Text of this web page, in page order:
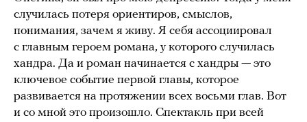
случилась потеря ориентиров, смыслов,
понимания, зачем я живу. Я себя ассоциировал
с главным героем романа, у которого случилась
хандра. Да и роман начинается с хандры — это
ключевое событие первой главы, которое
развивается на протяжении всех восьми глав. Вот
и со мной это произошло. Спектакль при всей